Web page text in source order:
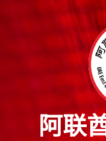
阿联